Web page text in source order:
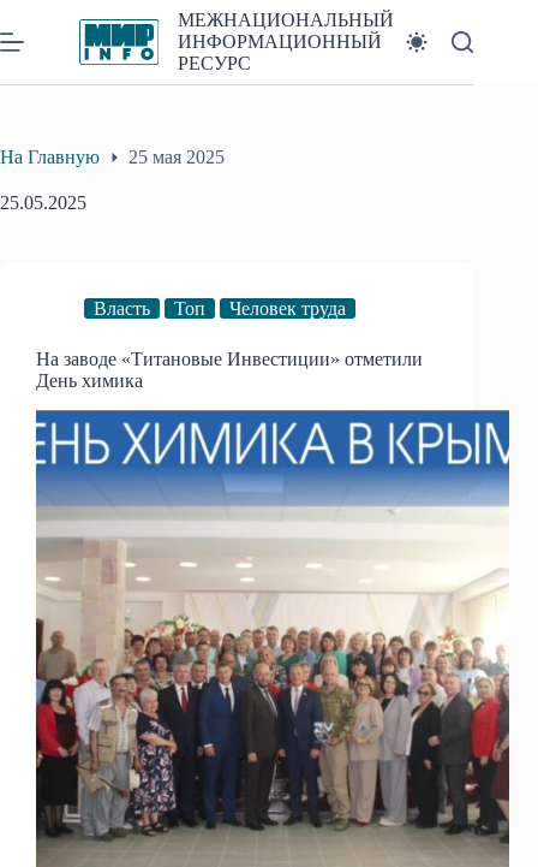
к
сути
МЕЖНАЦИОНАЛЬНЫЙ
ИНФОРМАЦИОННЫЙ
РЕСУРС
На Главную 25 мая 2025
25.05.2025
Власть Топ Человек труда
На заводе «Титановые Инвестиции» отметили
День химика